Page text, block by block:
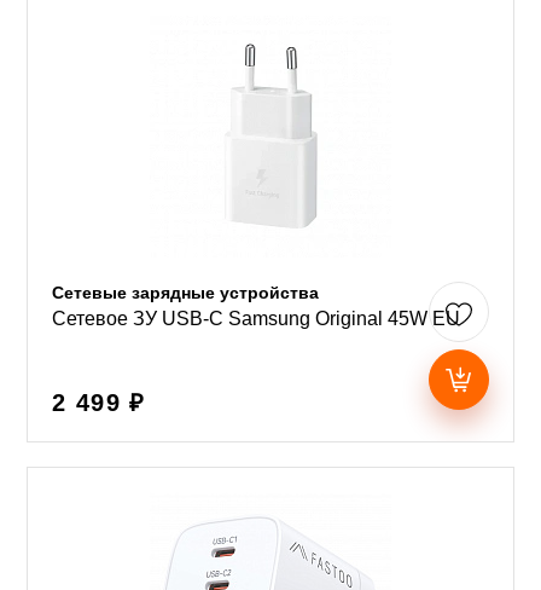
Сетевые зарядные устройства
Сетевое ЗУ USB-C Samsung Original 45W EU
2 499 ₽